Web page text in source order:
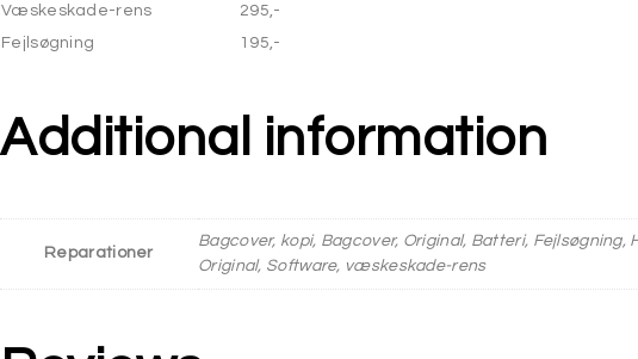
Væskeskade-rens
295,-
Fejlsøgning
195,-
Additional information
Reparationer
Bagcover, kopi, Bagcover, Original, Batteri,
Original, Software, væskeskade-rens